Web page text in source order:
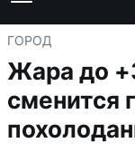
ГОРОД
Жара до
сменится